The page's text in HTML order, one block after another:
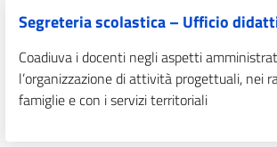
Segreteria scolastica – Ufficio
Coadiuva i docenti negli aspetti
l’organizzazione di attività progettuali, nei
famiglie e con i servizi territoriali